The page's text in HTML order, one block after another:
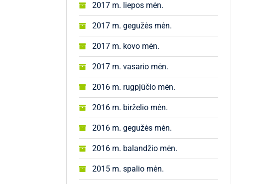
2017 m. liepos mėn.
2017 m. gegužės mėn.
2017 m. kovo mėn.
2017 m. vasario mėn.
2016 m. rugpjūčio mėn.
2016 m. birželio mėn.
2016 m. gegužės mėn.
2016 m. balandžio mėn.
2015 m. spalio mėn.